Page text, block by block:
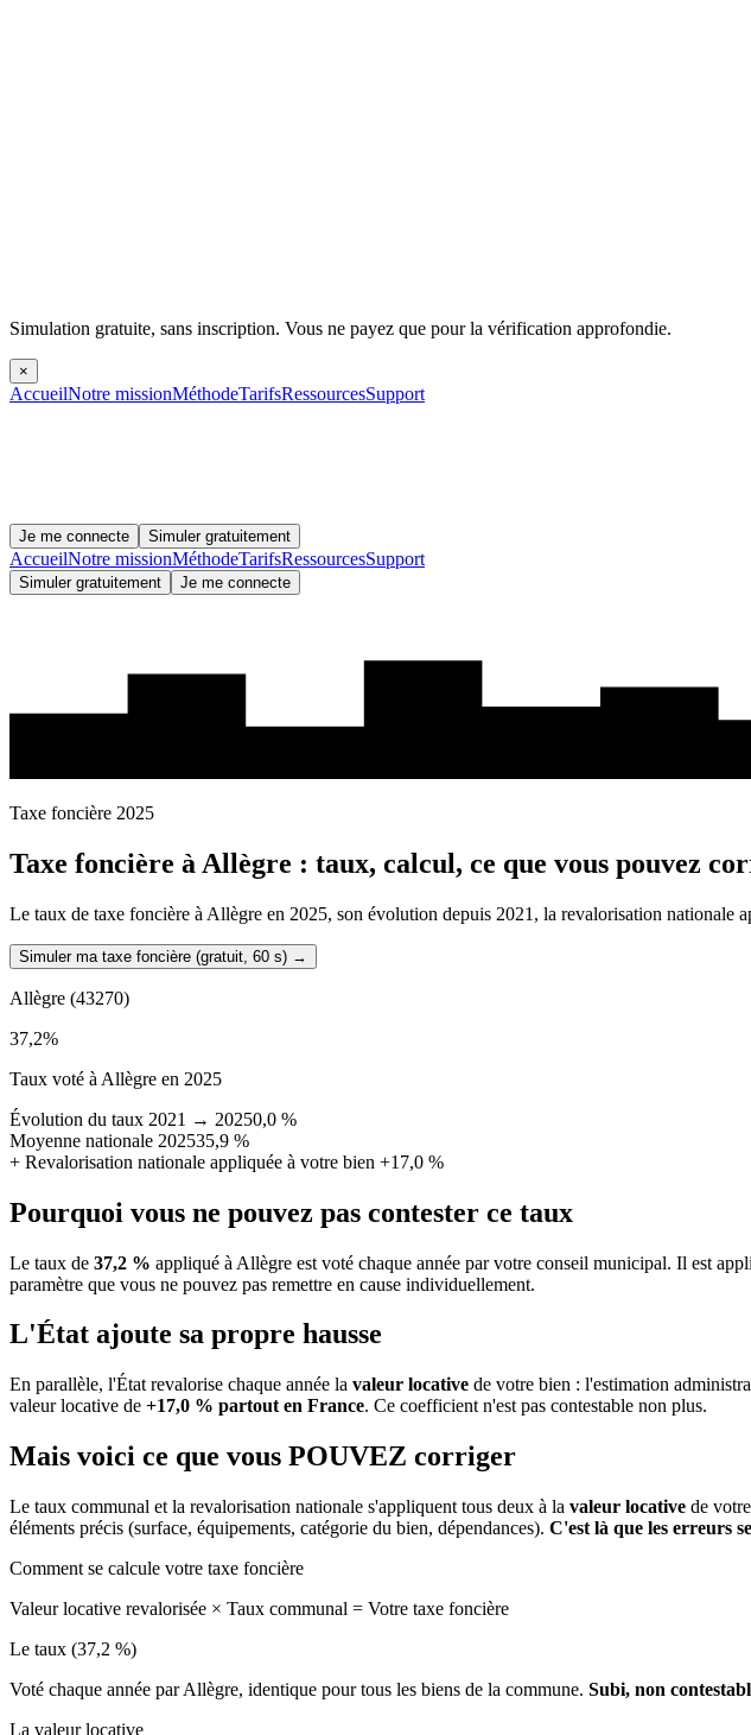
Simulation gratuite, sans inscription. Vous ne payez que pour la vérification approfondie.
×
AccueilNotre missionMéthodeTarifsRessourcesSupport
Je me connecte Simuler gratuitement
AccueilNotre missionMéthodeTarifsRessourcesSupport
Simuler gratuitement Je me connecte
Taxe foncière 2025
Taxe foncière à Allègre : taux, calcul, ce que vous pouvez
Le taux de taxe foncière à Allègre en 2025, son évolution depuis 2021, la revalorisation
Simuler ma taxe foncière (gratuit, 60 s) →
Allègre (43270)
37,2%
Taux voté à Allègre en 2025
Évolution du taux 2021 → 20250,0 %
Moyenne nationale 202535,9 %
+ Revalorisation nationale appliquée à votre bien +17,0 %
Pourquoi vous ne pouvez pas contester ce taux
Le taux de 37,2 % appliqué à Allègre est voté chaque année par votre conseil municipal. Il est
paramètre que vous ne pouvez pas remettre en cause individuellement.
L'État ajoute sa propre hausse
En parallèle, l'État revalorise chaque année la valeur locative de votre bien : l'estimation
valeur locative de +17,0 % partout en France. Ce coefficient n'est pas contestable non plus.
Mais voici ce que vous POUVEZ corriger
Le taux communal et la revalorisation nationale s'appliquent tous deux à la valeur locative de
éléments précis (surface, équipements, catégorie du bien, dépendances). C'est là que les erreurs
Comment se calcule votre taxe foncière
Valeur locative revalorisée × Taux communal = Votre taxe foncière
Le taux (37,2 %)
Voté chaque année par Allègre, identique pour tous les biens de la commune. Subi, non
La valeur locative